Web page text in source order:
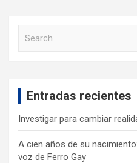
Entradas recientes
Investigar para cambiar
A cien años de su
voz de Ferro Gay